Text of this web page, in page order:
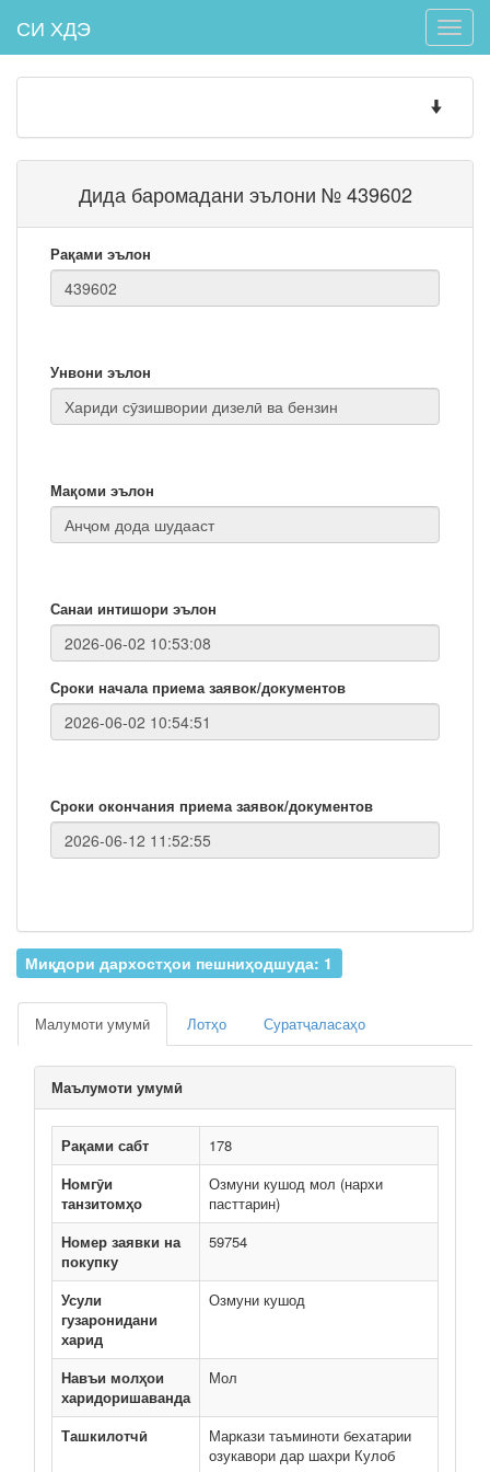
Toggle
СИ ХДЭ
Toggle
Дида баромадани эълони № 439602
Рақами эълон
Унвони эълон
Мақоми эълон
Санаи интишори эълон
Сроки начала приема заявок/документов
Сроки окончания приема заявок/документов
Миқдори дархостҳои пешниҳодшуда: 1
Малумоти умумӣ Лотҳо Суратҷаласаҳо
Маълумоти умумӣ
Рақами сабт
178
Номгӯи
танзитомҳо
Озмуни кушод мол (нархи
пасттарин)
Номер заявки на
покупку
59754
Усули
гузаронидани
харид
Озмуни кушод
Навъи молҳои
харидоришаванда
Мол
Ташкилотчӣ
Маркази таъминоти бехатарии
озукавори дар шахри Кулоб